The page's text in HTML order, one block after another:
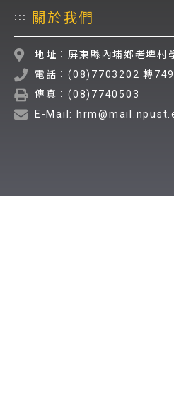
::: 關於我們
地址：屏東縣內埔鄉老埤村
電話：(08)7703202 轉
傳真：(08)7740503
E-Mail: